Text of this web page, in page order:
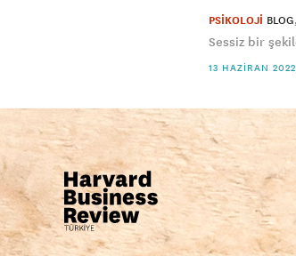
PSİKOLOJİ BLOG
Sessiz bir
13 HAZIRAN